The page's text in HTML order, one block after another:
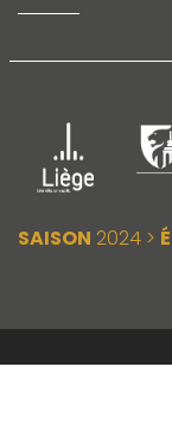
SAISON 2024 >